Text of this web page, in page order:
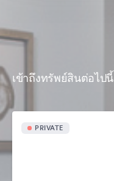
เข้าถึงทรัพย์สินต่อไป
PRIVATE